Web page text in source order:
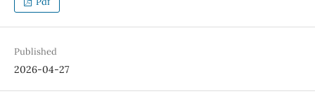
Published
2026-04-27